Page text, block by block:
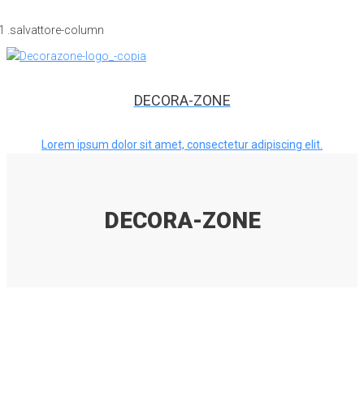
DECORA-ZONE
Lorem ipsum dolor sit amet, consectetur adipiscing elit.
DECORA-ZONE